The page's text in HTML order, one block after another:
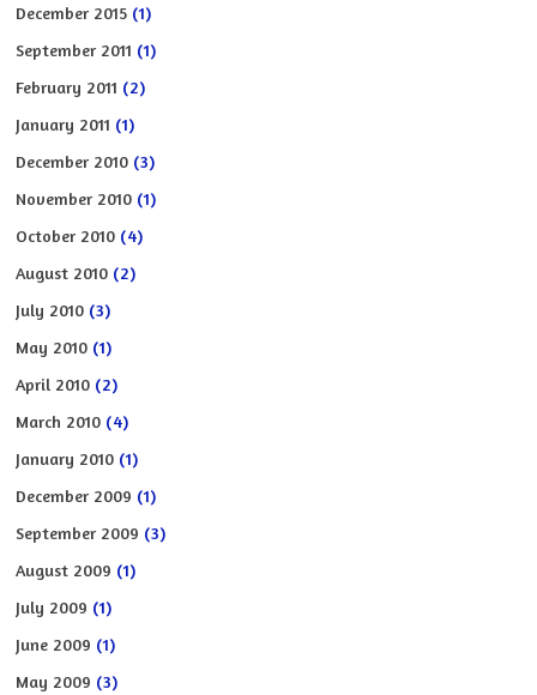
December 2015 (1)
September 2011 (1)
February 2011 (2)
January 2011 (1)
December 2010 (3)
November 2010 (1)
October 2010 (4)
August 2010 (2)
July 2010 (3)
May 2010 (1)
April 2010 (2)
March 2010 (4)
January 2010 (1)
December 2009 (1)
September 2009 (3)
August 2009 (1)
July 2009 (1)
June 2009 (1)
May 2009 (3)